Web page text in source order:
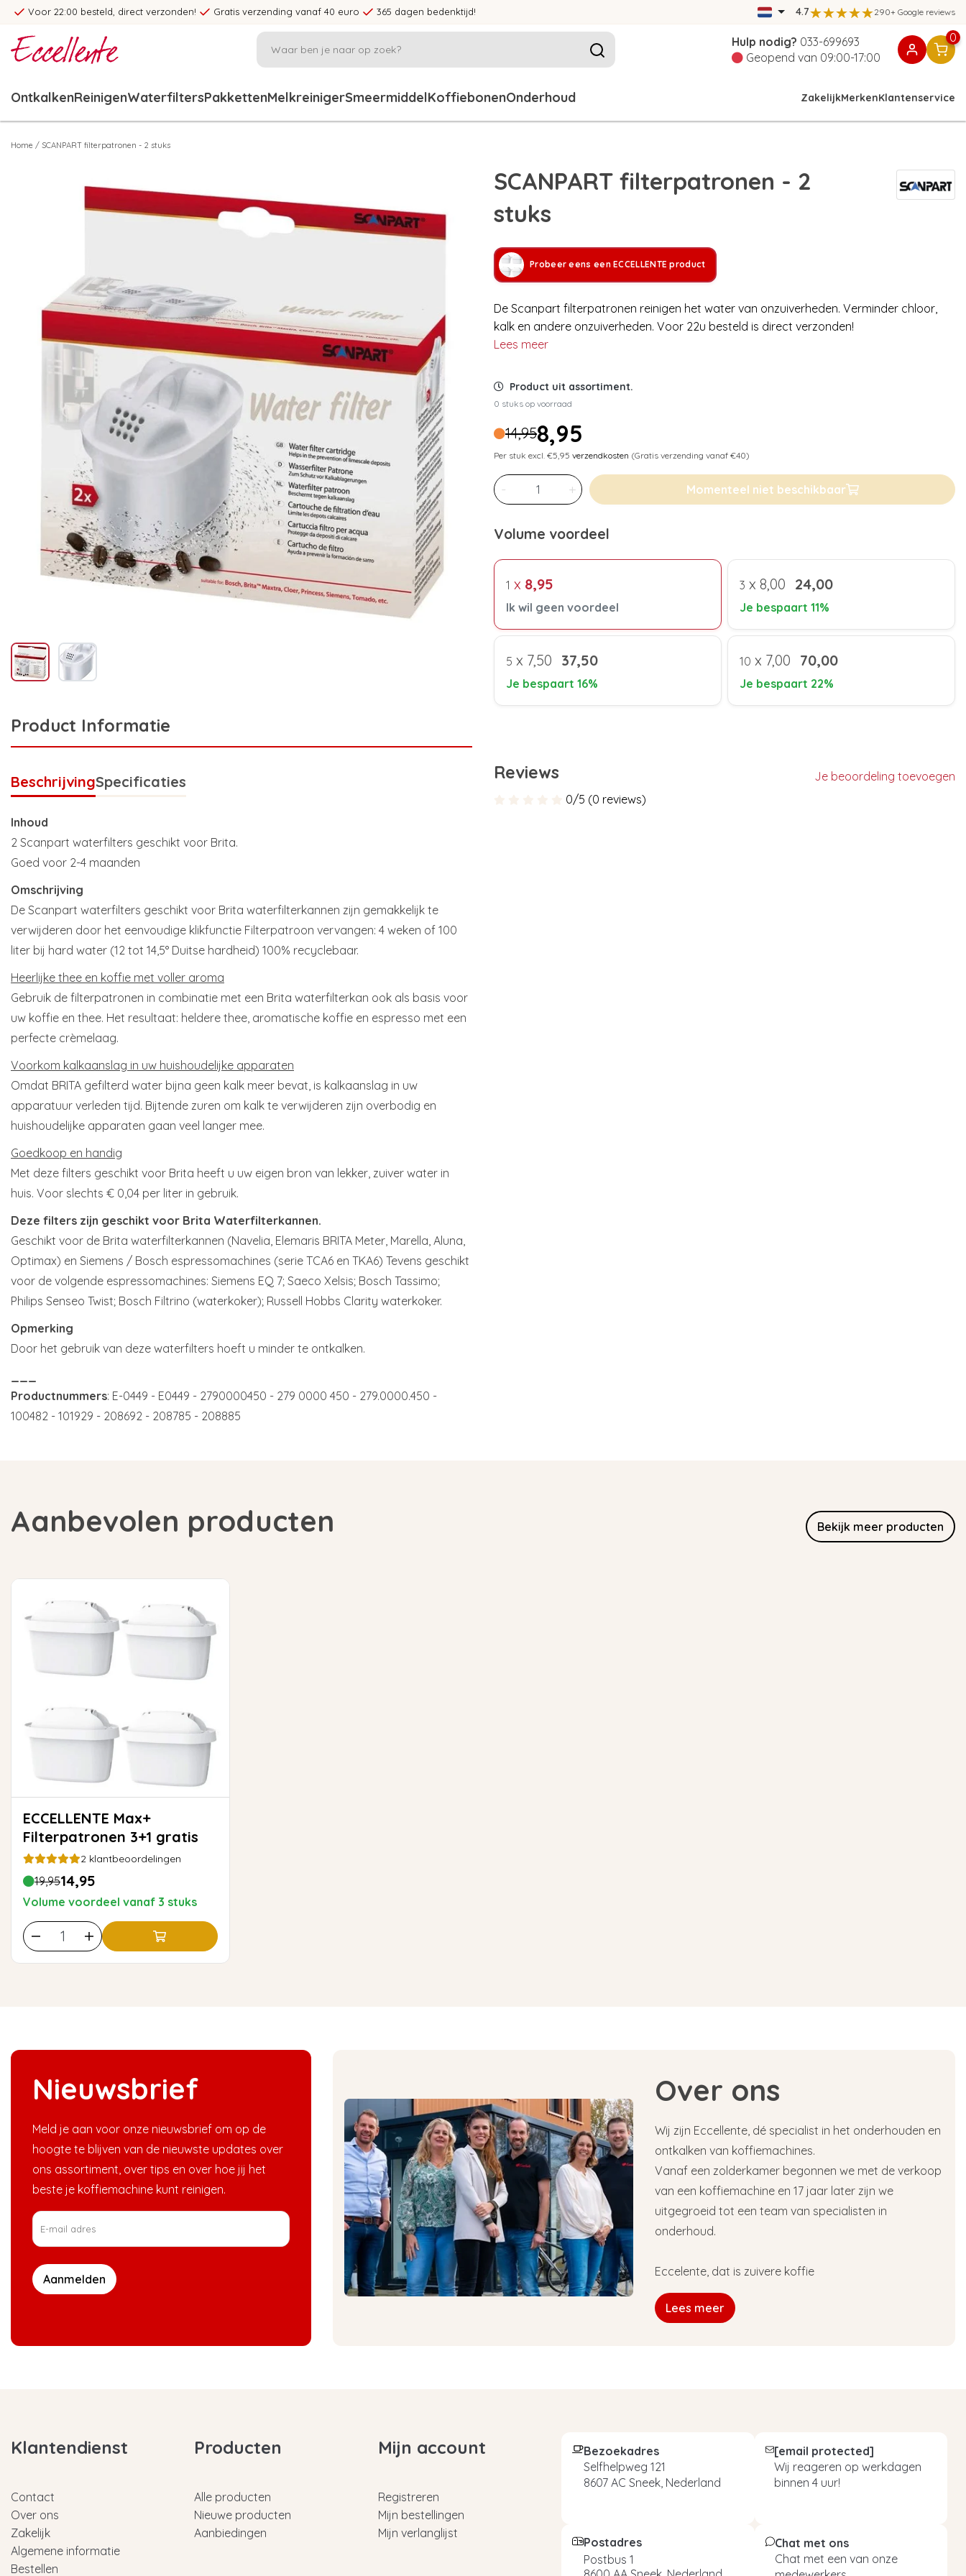
Voor 22:00 besteld, direct verzonden! Gratis verzending vanaf 40 euro 365 dagen bedenktijd! 4.7 290+ Google reviews
Hulp nodig? 033-699693
Geopend van 09:00-17:00
0
OntkalkenReinigenWaterfiltersPakkettenMelkreinigerSmeermiddelKoffiebonenOnderhoud ZakelijkMerkenKlantenservice
Home / SCANPART filterpatronen - 2 stuks
Product Informatie
BeschrijvingSpecificaties
Inhoud
2 Scanpart waterfilters geschikt voor Brita.
Goed voor 2-4 maanden
Omschrijving
De Scanpart waterfilters geschikt voor Brita waterfilterkannen zijn gemakkelijk te
verwijderen door het eenvoudige klikfunctie Filterpatroon vervangen: 4 weken of 100
liter bij hard water (12 tot 14,5° Duitse hardheid) 100% recyclebaar.
Heerlijke thee en koffie met voller aroma
Gebruik de filterpatronen in combinatie met een Brita waterfilterkan ook als basis voor
uw koffie en thee. Het resultaat: heldere thee, aromatische koffie en espresso met een
perfecte crèmelaag.
Voorkom kalkaanslag in uw huishoudelijke apparaten
Omdat BRITA gefilterd water bijna geen kalk meer bevat, is kalkaanslag in uw
apparatuur verleden tijd. Bijtende zuren om kalk te verwijderen zijn overbodig en
huishoudelijke apparaten gaan veel langer mee.
Goedkoop en handig
Met deze filters geschikt voor Brita heeft u uw eigen bron van lekker, zuiver water in
huis. Voor slechts € 0,04 per liter in gebruik.
Deze filters zijn geschikt voor Brita Waterfilterkannen.
Geschikt voor de Brita waterfilterkannen (Navelia, Elemaris BRITA Meter, Marella, Aluna,
Optimax) en Siemens / Bosch espressomachines (serie TCA6 en TKA6) Tevens geschikt
voor de volgende espressomachines: Siemens EQ 7; Saeco Xelsis; Bosch Tassimo;
Philips Senseo Twist; Bosch Filtrino (waterkoker); Russell Hobbs Clarity waterkoker.
Opmerking
Door het gebruik van deze waterfilters hoeft u minder te ontkalken.
Productnummers: E-0449 - E0449 - 2790000450 - 279 0000 450 - 279.0000.450 -
100482 - 101929 - 208692 - 208785 - 208885
SCANPART filterpatronen - 2
stuks
Probeer eens een ECCELLENTE product
De Scanpart filterpatronen reinigen het water van onzuiverheden. Verminder chloor,
kalk en andere onzuiverheden. Voor 22u besteld is direct verzonden!
Lees meer
Product uit assortiment.
0 stuks op voorraad
14,958,95
Per stuk excl. €5,95 verzendkosten (Gratis verzending vanaf €40)
- + Momenteel niet beschikbaar
Volume voordeel
1 x 8,95
Ik wil geen voordeel
3 x 8,00 24,00
Je bespaart 11%
5 x 7,50 37,50
Je bespaart 16%
10 x 7,00 70,00
Je bespaart 22%
Reviews
Je beoordeling toevoegen
0/5 (0 reviews)
Aanbevolen producten Bekijk meer producten
ECCELLENTE Max+
Filterpatronen 3+1 gratis
2 klantbeoordelingen
19,9514,95
Volume voordeel vanaf 3 stuks
Nieuwsbrief
Meld je aan voor onze nieuwsbrief om op de
hoogte te blijven van de nieuwste updates over
ons assortiment, over tips en over hoe jij het
beste je koffiemachine kunt reinigen.
Aanmelden
Over ons
Wij zijn Eccellente, dé specialist in het onderhouden en
ontkalken van koffiemachines.
Vanaf een zolderkamer begonnen we met de verkoop
van een koffiemachine en 17 jaar later zijn we
uitgegroeid tot een team van specialisten in
onderhoud.
Eccelente, dat is zuivere koffie
Lees meer
Klantendienst
Contact
Over ons
Zakelijk
Algemene informatie
Bestellen
Producten
Alle producten
Nieuwe producten
Aanbiedingen
Mijn account
Registreren
Mijn bestellingen
Mijn verlanglijst
Bezoekadres
Selfhelpweg 121
8607 AC Sneek, Nederland
[email protected]
Wij reageren op werkdagen
binnen 4 uur!
Postadres
Postbus 1
Chat met ons
Chat met een van onze